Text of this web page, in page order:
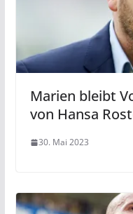
Marien bleibt
von Hansa
30. Mai 2023